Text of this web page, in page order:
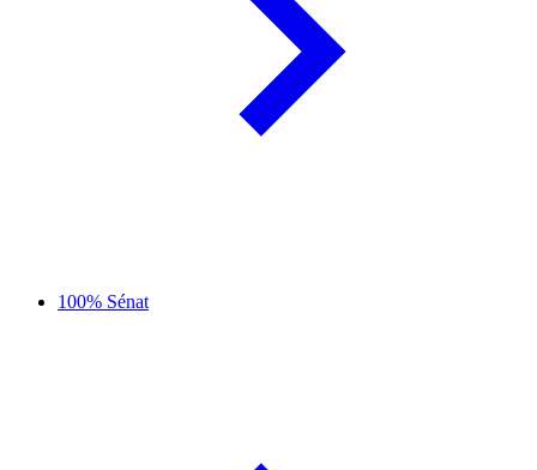
100% Sénat